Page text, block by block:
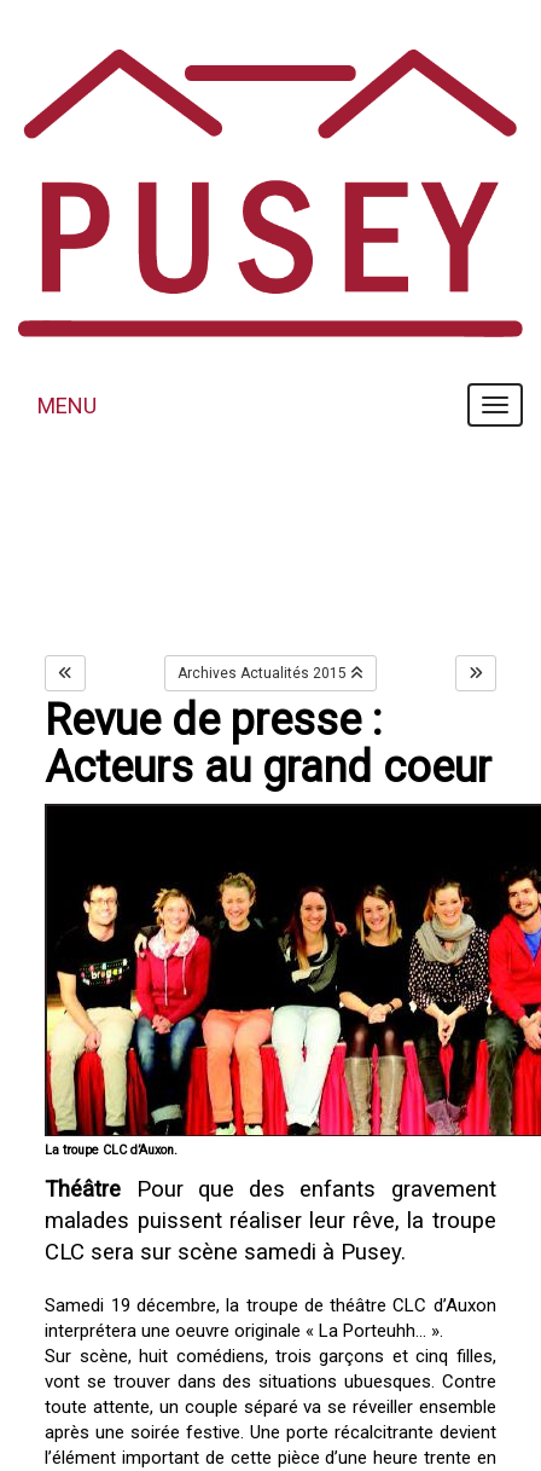
MENU
MENU
Archives Actualités 2015
Revue de presse :
Acteurs au grand coeur
La troupe CLC d’Auxon.
Théâtre Pour que des enfants gravement
malades puissent réaliser leur rêve, la troupe
CLC sera sur scène samedi à Pusey.
Samedi 19 décembre, la troupe de théâtre CLC d’Auxon
interprétera une oeuvre originale « La Porteuhh… ».
Sur scène, huit comédiens, trois garçons et cinq filles,
vont se trouver dans des situations ubuesques. Contre
toute attente, un couple séparé va se réveiller ensemble
après une soirée festive. Une porte récalcitrante devient
l’élément important de cette pièce d’une heure trente en